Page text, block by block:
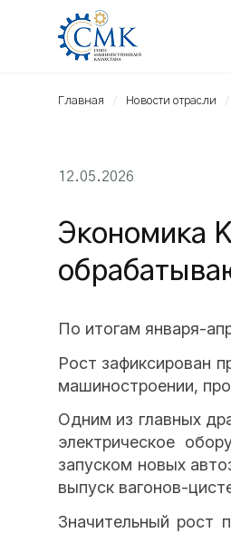
Главная Новости отрасли
12.05.2026
Экономика
По итогам января-
Рост зафиксирован
машиностроении,
Одним из главных
электрическое
запуском новых
выпуск вагонов-
Значительный рост